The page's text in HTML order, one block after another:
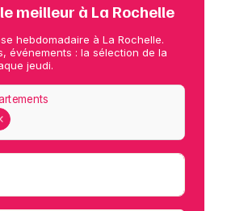
meilleur à La Rochelle
hebdomadaire à La Rochelle.
événements : la sélection de la
jeudi.